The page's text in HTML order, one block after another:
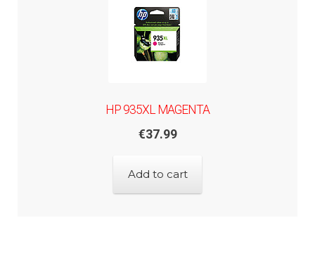
HP 935XL MAGENTA
€37.99
Add to cart